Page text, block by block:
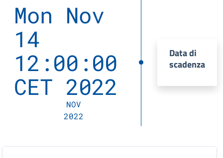
Mon Nov
14
12:00:00
CET 2022
NOV
2022
Data di
scadenza